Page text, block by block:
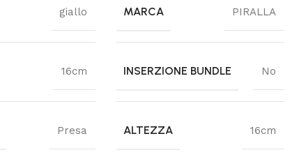
giallo MARCA PIRALLA
16cm INSERZIONE BUNDLE No
Presa ALTEZZA 16cm